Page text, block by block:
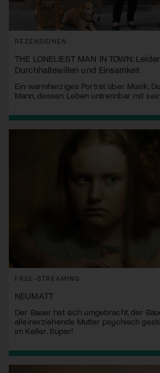
REZENSIONEN
THE LONELIEST MAN IN TOWN:
Durchhaltewillen und Einsamkeit
Ein warmherziges Porträt über Musik,
Mann, dessen Leben untrennbar mit
FREE-STREAMING
NEUMATT
Der Bauer hat sich umgebracht, der
alleinerziehende Mutter psychisch
im Keller. Super!